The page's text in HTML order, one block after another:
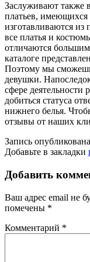
Заслуживают также
платьев, имеющихся
изготавливаются
все платья и
отличаются
каталоге
Поэтому мы
девушки.
сфере деятельности
добиться статуса
нижнего белья.
отзывы от наших
Запись
Добавьте в закладки
Добавить
Ваш адрес email не
помечены *
Комментарий *